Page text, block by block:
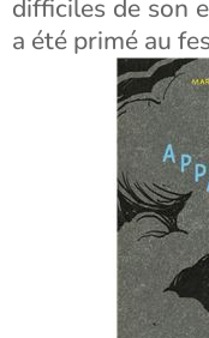
difficiles de son
a été primé au